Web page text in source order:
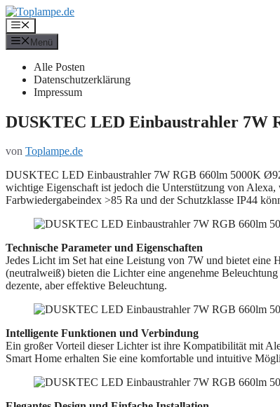
Zum
Inhalt
springen
Menü
Menü
Alle Posten
Datenschutzerklärung
Impressum
DUSKTEC LED Einbaustrahler 7W
von Toplampe.de
DUSKTEC LED Einbaustrahler 7W RGB 660lm 5000K
wichtige Eigenschaft ist jedoch die Unterstützung von
Farbwiedergabeindex >85 Ra und der Schutzklasse IP44
Technische Parameter und Eigenschaften
Jedes Licht im Set hat eine Leistung von 7W und bietet
(neutralweiß) bieten die Lichter eine angenehme
dezente, aber effektive Beleuchtung.
Intelligente Funktionen und Verbindung
Ein großer Vorteil dieser Lichter ist ihre Kompatibilität mit
Smart Home erhalten Sie eine komfortable und intuitive